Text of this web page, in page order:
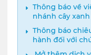
Thông báo về
nhánh cây
Thông báo
hành đối với
dưỡng năm 2024